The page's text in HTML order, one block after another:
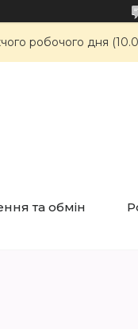
робочого дня
та обмін